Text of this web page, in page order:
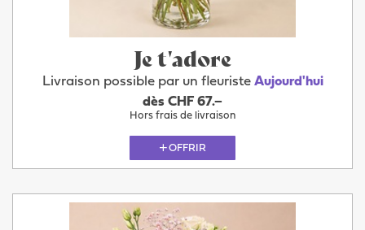
Je t'adore
Livraison possible par un fleuriste Aujourd'hui
dès CHF 67.–
Hors frais de livraison
OFFRIR